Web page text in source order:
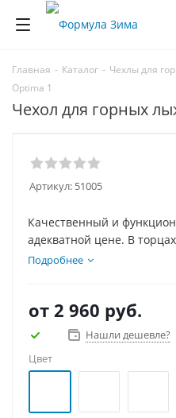
Главная - Каталог - Чехлы для
Optima 1
Чехол для горных
Артикул: 51005
Качественный и
адекватной цене. В
материала, защищающие
Подробнее
от 2 960 руб.
Нашли дешевле?
Цвет